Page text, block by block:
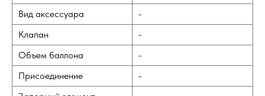
Вид аксессуара
-
Клапан
-
Объем баллона
-
Присоединение
-